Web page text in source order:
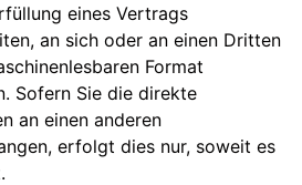
eines Vertrags
an sich oder an einen Dritten
Format
Sofern Sie die direkte
an einen anderen
erfolgt dies nur, soweit es